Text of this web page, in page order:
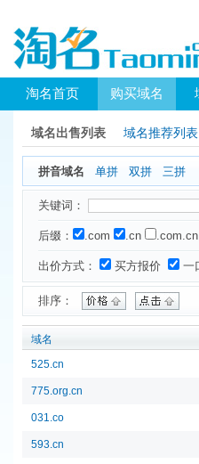
淘名首页 购买域名
域名出售列表 域名推荐列表
拼音域名 单拼 双拼 三拼
关键词：
后缀： .com .cn .com.cn
出价方式： 买方报价 一
排序：
域名
525.cn
775.org.cn
031.co
593.cn